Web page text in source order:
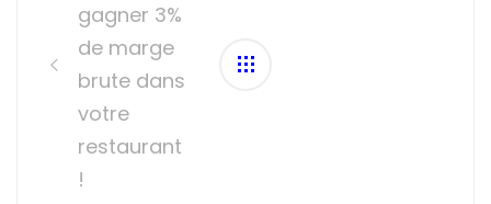
gagner 3%
de marge
brute dans
votre
restaurant
!